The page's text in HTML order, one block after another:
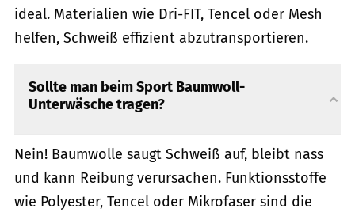
ideal. Materialien wie Dri-FIT, Tencel oder Mesh
helfen, Schweiß effizient abzutransportieren.
Sollte man beim Sport Baumwoll-
Unterwäsche tragen?
Nein! Baumwolle saugt Schweiß auf, bleibt nass
und kann Reibung verursachen. Funktionsstoffe
wie Polyester, Tencel oder Mikrofaser sind die